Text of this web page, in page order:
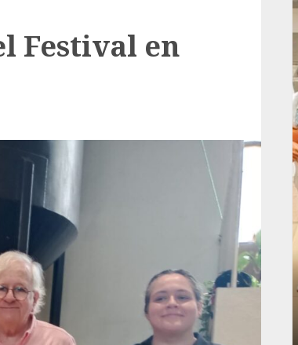
Festival en
la historia de Fortín, con exposición
la cronista Minerva Salas.
ADMIN JULIO 31, 2026 0